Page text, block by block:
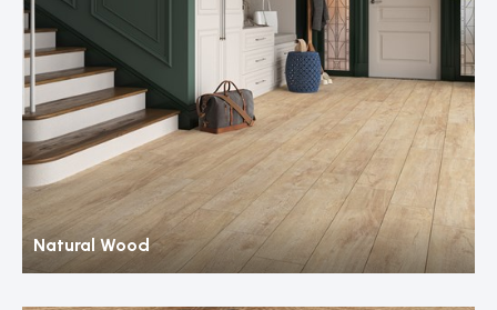
Natural Wood